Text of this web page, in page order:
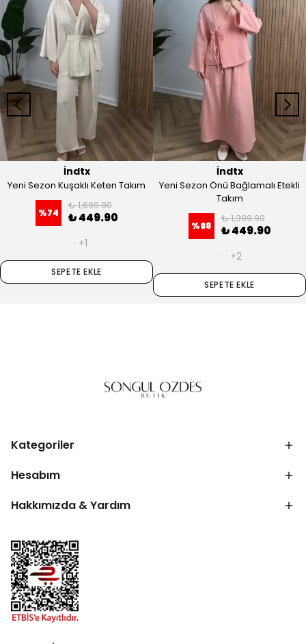
İndtx
Yeni Sezon Kuşaklı Keten Takım
%74
₺ 1,699.90
₺ 449.90
+1
SEPETE EKLE
İndtx
Yeni Sezon Önü Bağlamalı Etekli
Takım
%68
₺ 1,399.90
₺ 449.90
+2
SEPETE EKLE
Kategoriler
Hesabım
Hakkımızda & Yardım